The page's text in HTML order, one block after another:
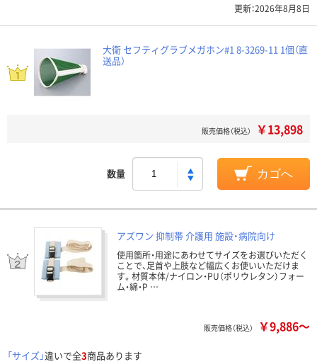
更新：2026年8月8日
大衛 セフティグラブメガホン#1 8-3269-11 1個（直
送品）
販売価格（税込） ￥13,898
数量 カゴへ
アズワン 抑制帯 介護用 施設・病院向け
使用箇所・用途にあわせてサイズをお選びいただく
ことで、足首や上肢など幅広くお使いいただけま
す。材質本体/ナイロン・PU（ポリウレタン）フォー
ム・綿・P …
販売価格（税込） ￥9,886～
「サイズ」違いで全3商品あります